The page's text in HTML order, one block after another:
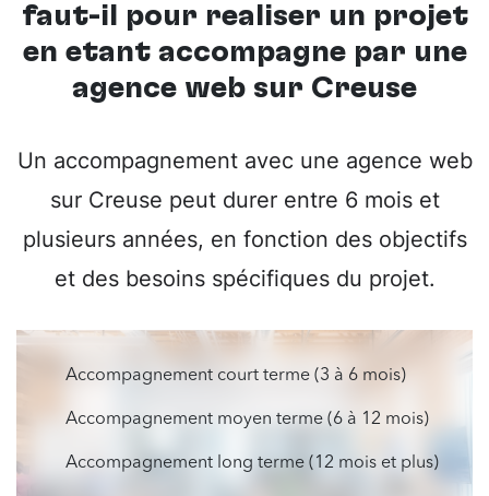
faut-il pour réaliser un projet
en étant accompagné par une
agence web sur Creuse
Un accompagnement avec une agence web
sur Creuse peut durer entre 6 mois et
plusieurs années, en fonction des objectifs
et des besoins spécifiques du projet.
Accompagnement court terme (3 à 6 mois)
Accompagnement moyen terme (6 à 12 mois)
Accompagnement long terme (12 mois et plus)